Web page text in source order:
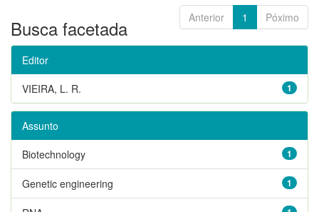
Anterior 1 Póximo
Busca facetada
Editor
1
VIEIRA, L. R.
Assunto
1
Biotechnology
1
Genetic engineering